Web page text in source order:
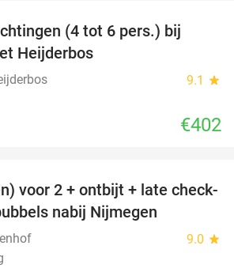
(4 tot 6 pers.) bij
Heijderbos
9.1 star
€402
53%
voor 2 + ontbijt + late check-
nabij Nijmegen
9.0 star